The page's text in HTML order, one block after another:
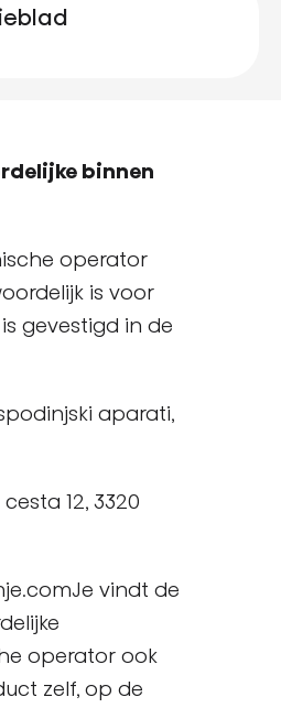
binnen
operator
is voor
gevestigd in de
aparati,
12, 3320
vindt de
operator ook
zelf, op de